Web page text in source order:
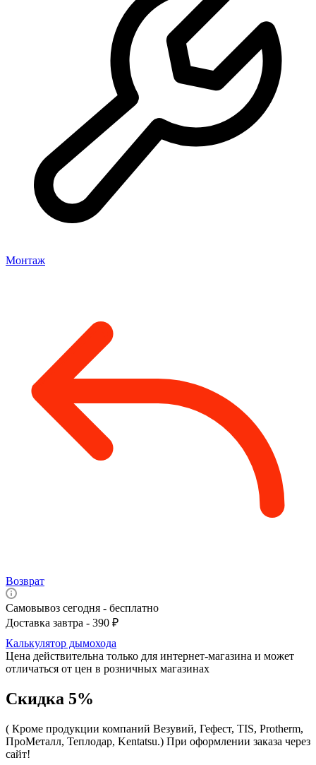
Монтаж
Возврат
Самовывоз сегодня - бесплатно
Доставка завтра - 390 ₽
Калькулятор дымохода
Цена действительна только для интернет-магазина и может
отличаться от цен в розничных магазинах
Скидка 5%
( Кроме продукции компаний Везувий, Гефест, TIS, Protherm,
ПроМеталл, Теплодар, Kentatsu.) При оформлении заказа через
сайт!